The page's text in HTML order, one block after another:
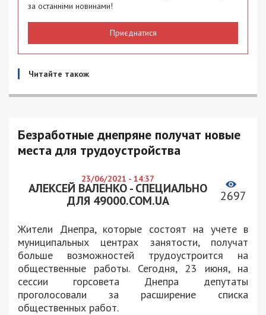
за останніми новинами!
Приєднатися
Читайте також
Безработные днепряне получат новые
места для трудоустройства
23/06/2021 - 14:37
АЛЕКСЕЙ ВАЛЕНКО - СПЕЦИАЛЬНО
ДЛЯ 49000.COM.UA
2697
Жители Днепра, которые состоят на учете в
муниципальных центрах занятости, получат
больше возможностей трудоустроится на
общественные работы. Сегодня, 23 июня, на
сессии горсовета Днепра депутаты
проголосовали за расширение списка
общественных работ.